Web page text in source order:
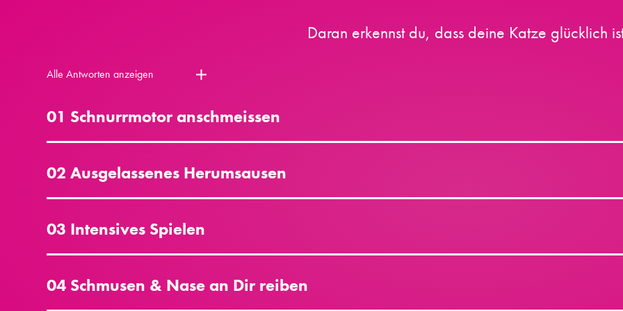
Daran erkennst du, dass deine Katze glücklich
Alle Antworten anzeigen
01 Schnurrmotor anschmeissen
02 Ausgelassenes Herumsausen
03 Intensives Spielen
04 Schmusen & Nase an Dir reiben